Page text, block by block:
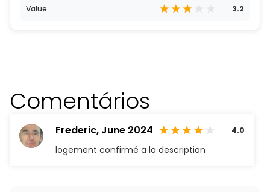
Value 3.2
Comentários
Frederic, June 2024 4.0
logement confirmé a la description